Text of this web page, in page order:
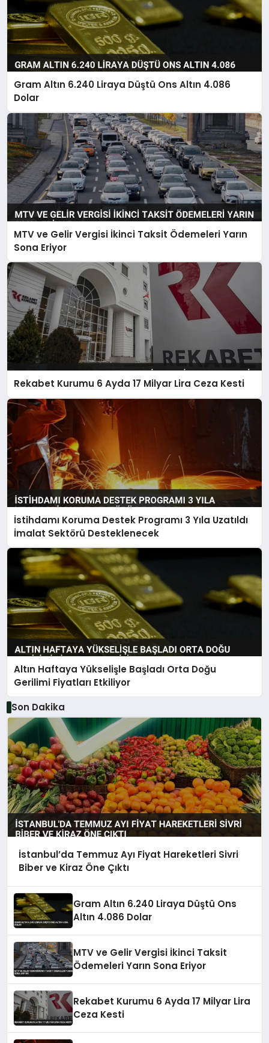
Gram Altın 6.240 Liraya Düştü Ons Altın 4.086
Dolar
MTV ve Gelir Vergisi İkinci Taksit Ödemeleri Yarın
Sona Eriyor
Rekabet Kurumu 6 Ayda 17 Milyar Lira Ceza Kesti
İstihdamı Koruma Destek Programı 3 Yıla Uzatıldı
İmalat Sektörü Desteklenecek
Altın Haftaya Yükselişle Başladı Orta Doğu
Gerilimi Fiyatları Etkiliyor
Son Dakika
İstanbul’da Temmuz Ayı Fiyat Hareketleri Sivri
Biber ve Kiraz Öne Çıktı
Gram Altın 6.240 Liraya Düştü Ons
Altın 4.086 Dolar
MTV ve Gelir Vergisi İkinci Taksit
Ödemeleri Yarın Sona Eriyor
Rekabet Kurumu 6 Ayda 17 Milyar Lira
Ceza Kesti